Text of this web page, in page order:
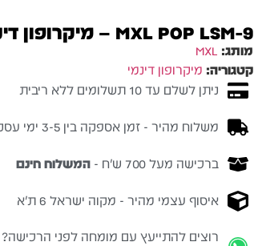
MXL POP LSM-9 – מיקרופון דינמי
מותג: MXL
קטגוריה: מיקרופון דינמי
ניתן לשלם עד 10 תשלומים ללא ריבית
משלוח מהיר - זמן אספקה בין 3-5 ימי עסקים
ברכישה מעל 700 ש״ח - המשלוח חינם
איסוף עצמי מהיר - מקוה ישראל 6 ת״א
רוצים להתייעץ עם מומחה לפני